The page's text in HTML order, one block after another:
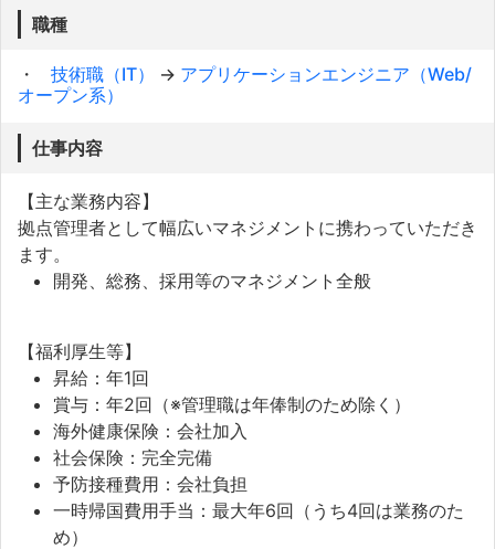
職種
技術職（IT） → アプリケーションエンジニア（Web/
オープン系）
仕事内容
【主な業務内容】
拠点管理者として幅広いマネジメントに携わっていただき
ます。
開発、総務、採用等のマネジメント全般
【福利厚生等】
昇給：年1回
賞与：年2回（※管理職は年俸制のため除く）
海外健康保険：会社加入
社会保険：完全完備
予防接種費用：会社負担
一時帰国費用手当：最大年6回（うち4回は業務のた
め）